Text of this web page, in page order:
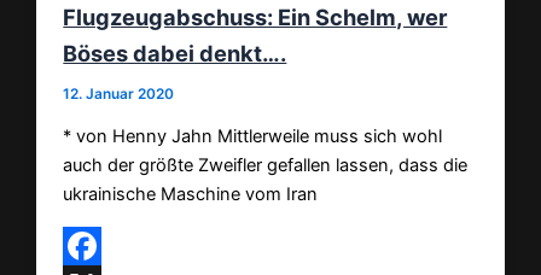
Flugzeugabschuss: Ein Schelm, wer
Böses dabei denkt….
12. Januar 2020
* von Henny Jahn Mittlerweile muss sich wohl
auch der größte Zweifler gefallen lassen, dass die
ukrainische Maschine vom Iran